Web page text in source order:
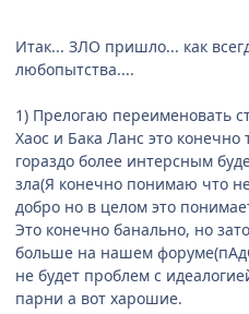
Итак... ЗЛО пришло... как
любопытства....
1) Прелогаю переименовать
Хаос и Бака Ланс это
гораздо более интерсным
зла(Я конечно понимаю что
добро но в целом это
Это конечно банально, но
больше на нашем
не будет проблем с
парни а вот харошие.